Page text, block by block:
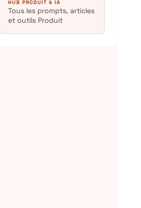
HUB PRODUIT & IA
Tous les prompts, articles
et outils Produit